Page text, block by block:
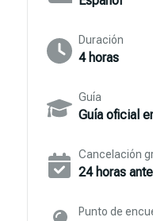
Duración
4 horas
Guía
Guía oficial
Cancelación
24 horas
Punto de